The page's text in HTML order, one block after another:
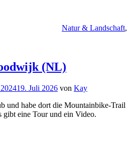
Natur & Landschaft,
(NL)
19. Juli 2026 von Kay
und habe dort die Mountainbike-Trail
eine Tour und ein Video.